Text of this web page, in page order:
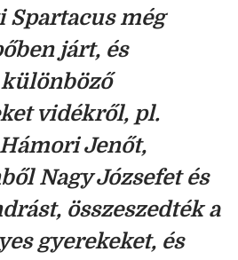
Spartacus még
járt, és
vidékről, pl.
Jenőt,
Nagy Józsefet és
összeszedték a
gyerekeket, és